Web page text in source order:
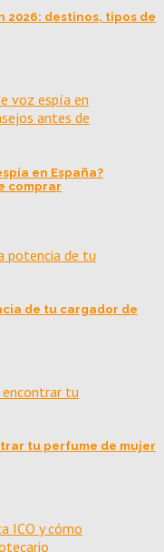
2026: destinos, tipos de
en España?
comprar
de tu cargador de
tu perfume de mujer